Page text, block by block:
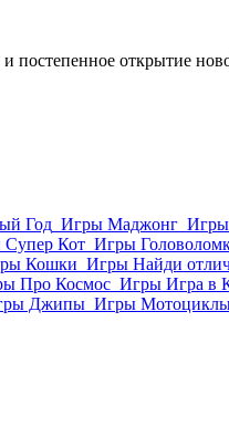
постепенное открытие
Год Игры Маджонг
Кот Игры
Кошки Игры Найди
Про Космос Игры Игра в
Джипы Игры